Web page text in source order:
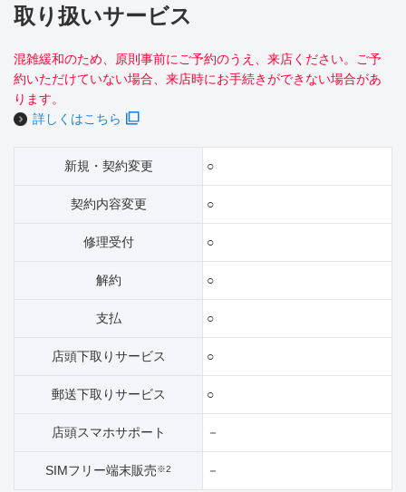
取り扱いサービス
混雑緩和のため、原則事前にご予約のうえ、来店ください。ご予
約いただけていない場合、来店時にお手続きができない場合があ
ります。
詳しくはこちら
新規・契約変更 ○
契約内容変更 ○
修理受付 ○
解約 ○
支払 ○
店頭下取りサービス ○
郵送下取りサービス ○
店頭スマホサポート －
SIMフリー端末販売※2 －